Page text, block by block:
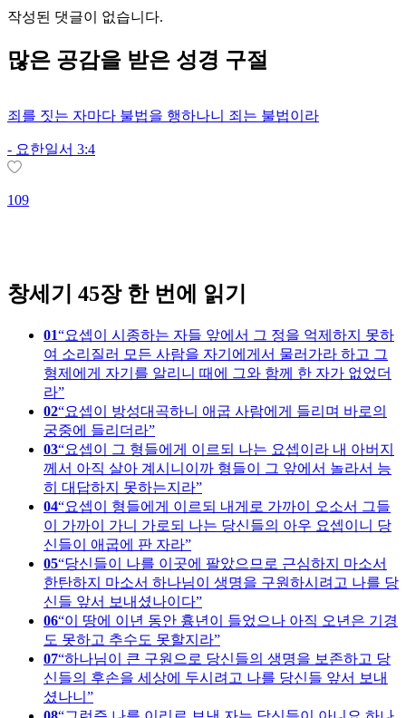
작성된 댓글이 없습니다.
많은 공감을 받은 성경 구절
죄를 짓는 자마다 불법을 행하나니 죄는 불법이라
- 요한일서 3:4
109
창세기 45장 한 번에 읽기
01
요셉이 시종하는 자들 앞에서 그 정을 억제하지 못하
여 소리질러 모든 사람을 자기에게서 물러가라 하고 그
형제에게 자기를 알리니 때에 그와 함께 한 자가 없었더
라
02 요셉이 방성대곡하니 애굽 사람에게 들리며 바로의
궁중에 들리더라
03 요셉이 그 형들에게 이르되 나는 요셉이라 내 아버지
께서 아직 살아 계시니이까 형들이 그 앞에서 놀라서 능
히 대답하지 못하는지라
04 요셉이 형들에게 이르되 내게로 가까이 오소서 그들
이 가까이 가니 가로되 나는 당신들의 아우 요셉이니 당
신들이 애굽에 판 자라
05 당신들이 나를 이곳에 팔았으므로 근심하지 마소서
한탄하지 마소서 하나님이 생명을 구원하시려고 나를 당
신들 앞서 보내셨나이다
06 이 땅에 이년 동안 흉년이 들었으나 아직 오년은 기경
도 못하고 추수도 못할지라
07 하나님이 큰 구원으로 당신들의 생명을 보존하고 당
신들의 후손을 세상에 두시려고 나를 당신들 앞서 보내
셨나니